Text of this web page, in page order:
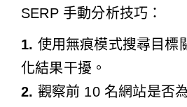
SERP 手動分析技巧：
1. 使用無痕模式搜尋目標
化結果干擾。
2. 觀察前 10 名網站是否